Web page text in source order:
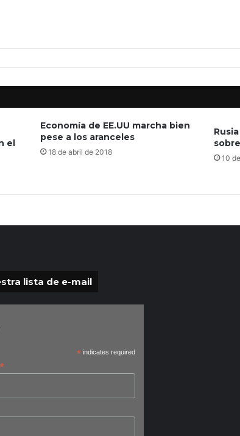
el
Economía de EE.UU marcha bien
pese a los aranceles
18 de abril de 2018
10
lista de e-mail
* indicates required
*